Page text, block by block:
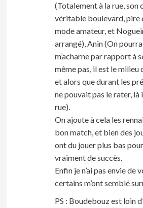
(Totalement à la rue, son
véritable boulevard, pire
mode amateur, et
arrangé), Anin (On
m’acharne par rapport à
même pas, il est le milieu
et alors que durant les
ne pouvait pas le rater,
rue).
On ajoute à cela les
bon match, et bien des
ont du jouer plus bas
vraiment de succès.
Enfin je n’ai pas envie de
certains m’ont semblé
PS : Boudebouz est loin